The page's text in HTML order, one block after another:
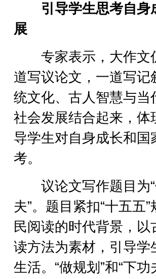
引导学生思考自
展
专家表示，大作文
道写议论文，一道写记
统文化、古人智慧与当
社会发展结合起来，体
导学生对自身成长和国
考。
议论文写作题目为“
夫”。题目紧扣“十五五
民阅读的时代背景，
读方法为素材，引导学
生活。“做规划”和“下